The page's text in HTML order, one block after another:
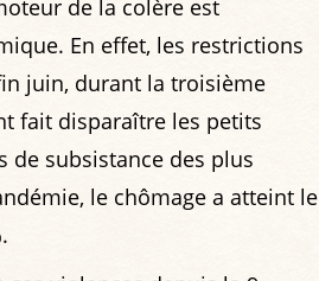
de la colère est
En effet, les restrictions
juin, durant la troisième
fait disparaître les petits
de subsistance des plus
le chômage a atteint le